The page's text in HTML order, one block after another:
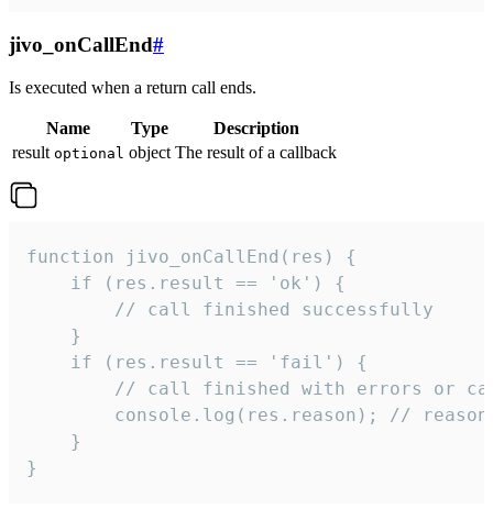
jivo_onCallEnd#
Is executed when a return call ends.
Name Type
Description
result optional object The result of a callback
function jivo_onCallEnd(res) {
    if (res.result == 'ok') {
        // call finished successfully
    }
    if (res.result == 'fail') {
// call finished with errors or
console.log(res.reason); //
    }
}